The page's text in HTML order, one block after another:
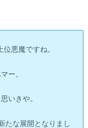
悪魔ですね。
ー。
いきや。
たな展開となりまし